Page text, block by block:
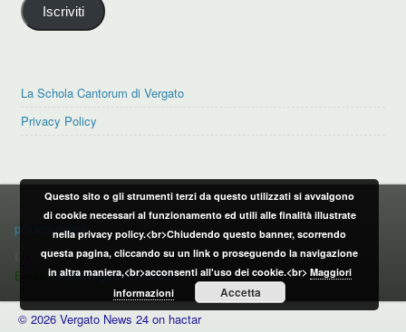
Iscriviti
La Schola Cantorum di Vergato
Privacy Policy
PRIVACY POLICY
privacy policy
CONTATTI:
Email:info@vergatonews24.it
© 2026 Vergato News 24 on hactar
Questo sito o gli strumenti terzi da questo utilizzati si avvalgono
di cookie necessari al funzionamento ed utili alle finalità illustrate
nella privacy policy.<br>Chiudendo questo banner, scorrendo
questa pagina, cliccando su un link o proseguendo la navigazione
in altra maniera,<br>acconsenti all'uso dei cookie.<br> Maggiori
informazioni
Accetta